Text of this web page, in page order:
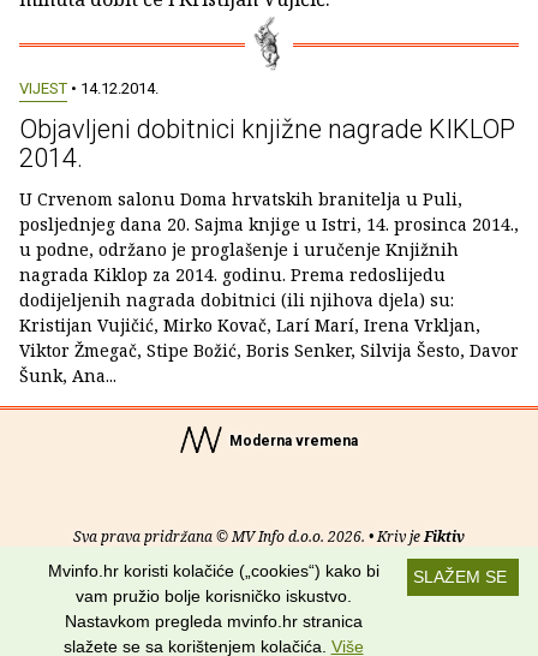
VIJEST • 14.12.2014.
Objavljeni dobitnici knjižne nagrade KIKLOP
2014.
U Crvenom salonu Doma hrvatskih branitelja u Puli,
posljednjeg dana 20. Sajma knjige u Istri, 14. prosinca 2014.,
u podne, održano je proglašenje i uručenje Knjižnih
nagrada Kiklop za 2014. godinu. Prema redoslijedu
dodijeljenih nagrada dobitnici (ili njihova djela) su:
Kristijan Vujičić, Mirko Kovač, Larí Marí, Irena Vrkljan,
Viktor Žmegač, Stipe Božić, Boris Senker, Silvija Šesto, Davor
Šunk, Ana...
Moderna vremena
Sva prava pridržana © MV Info d.o.o. 2026. • Kriv jeFiktiv
Uvjeti korištenja RSS kanali
Potraži nas na:
SLAŽEM SE
Mvinfo.hr koristi kolačiće („cookies“) kako bi
vam pružio bolje korisničko iskustvo.
Nastavkom pregleda mvinfo.hr stranica
slažete se sa korištenjem kolačića. Više